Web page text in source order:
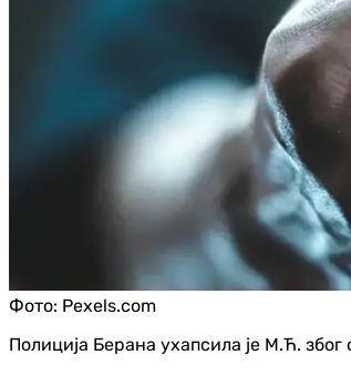
Фото: Pexels.com
Полиција Берана ухапсила је М.Ћ.